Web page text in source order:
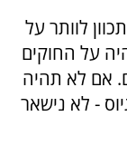
לוותר על
על החוקים
אם לא תהיה
61 על חוק הגיוס - לא נישאר